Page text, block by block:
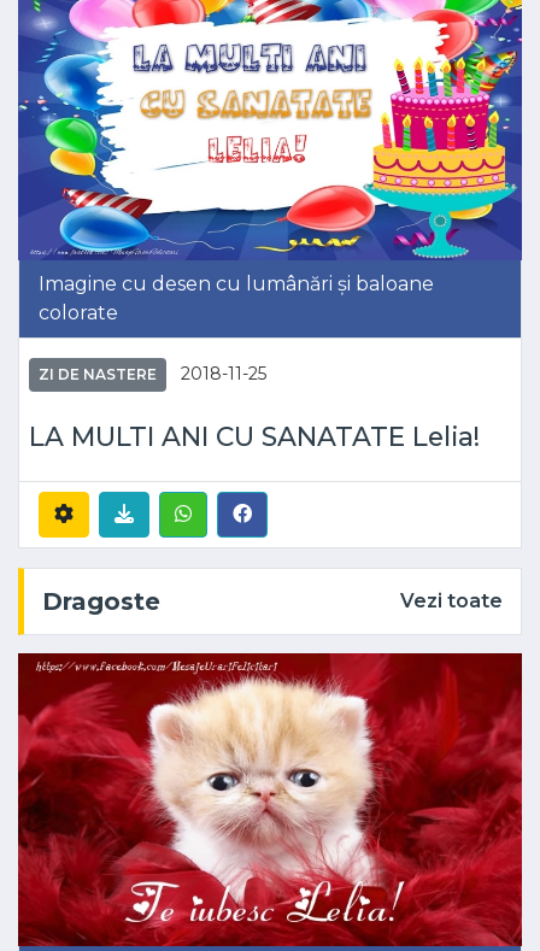
Imagine cu desen cu lumânări și baloane
colorate
ZI DE NASTERE 2018-11-25
LA MULTI ANI CU SANATATE Lelia!
Dragoste Vezi toate